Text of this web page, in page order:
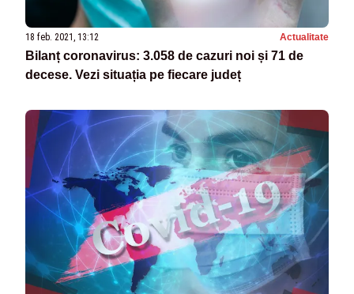
18 feb. 2021, 13:12 Actualitate
Bilanț coronavirus: 3.058 de cazuri noi și 71 de
decese. Vezi situația pe fiecare județ